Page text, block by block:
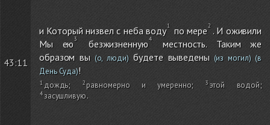
43:11
и Который низвел с неба воду по мере . И оживили
Мы ею
безжизненную
местность. Таким же
образом вы(о, люди)будете выведены(из могил)(в
День Суда)!
дождь; равномерно и умеренно; этой водой;
засушливую.